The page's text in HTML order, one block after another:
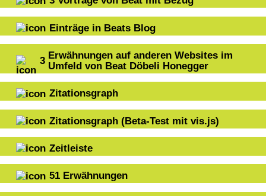
Einträge in Beats Blog
3 Erwähnungen auf anderen Websites im
Umfeld von Beat Döbeli Honegger
Zitationsgraph
Zitationsgraph (Beta-Test mit vis.js)
Zeitleiste
51 Erwähnungen